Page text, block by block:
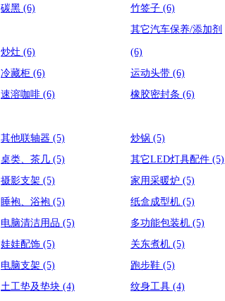
碳黑 (6) 竹签子 (6)
炒灶 (6)
其它汽车保养/添加剂
(6)
冷藏柜 (6) 运动头带 (6)
速溶咖啡 (6) 橡胶密封条 (6)
其他联轴器 (5) 炒锅 (5)
桌类、茶几 (5) 其它LED灯具配件 (5)
摄影支架 (5) 家用采暖炉 (5)
睡袍、浴袍 (5) 纸盒成型机 (5)
电脑清洁用品 (5) 多功能包装机 (5)
娃娃配饰 (5) 关东煮机 (5)
电脑支架 (5) 跑步鞋 (5)
土工垫及垫块 (4) 纹身工具 (4)